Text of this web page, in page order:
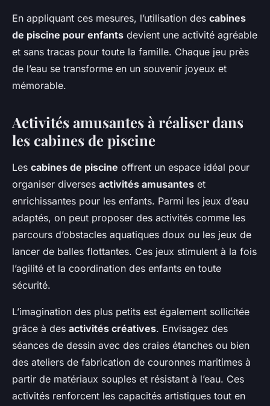
En appliquant ces mesures, l’utilisation des cabines
de piscine pour enfants devient une activité agréable
et sans tracas pour toute la famille. Chaque jeu près
de l’eau se transforme en un souvenir joyeux et
mémorable.
Activités amusantes à réaliser dans
les cabines de piscine
Les cabines de piscine offrent un espace idéal pour
organiser diverses activités amusantes et
enrichissantes pour les enfants. Parmi les jeux d’eau
adaptés, on peut proposer des activités comme les
parcours d’obstacles aquatiques doux ou les jeux de
lancer de balles flottantes. Ces jeux stimulent à la fois
l’agilité et la coordination des enfants en toute
sécurité.
L’imagination des plus petits est également sollicitée
grâce à des activités créatives. Envisagez des
séances de dessin avec des craies étanches ou bien
des ateliers de fabrication de couronnes maritimes à
partir de matériaux souples et résistant à l’eau. Ces
activités renforcent les capacités artistiques tout en